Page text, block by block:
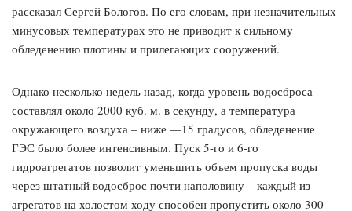
рассказал Сергей Бологов. По его словам, при незначительных
минусовых температурах это не приводит к сильному
обледенению плотины и прилегающих сооружений.
Однако несколько недель назад, когда уровень водосброса
составлял около 2000 куб. м. в секунду, а температура
окружающего воздуха – ниже —15 градусов, обледенение
ГЭС было более интенсивным. Пуск 5-го и 6-го
гидроагрегатов позволит уменьшить объем пропуска воды
через штатный водосброс почти наполовину – каждый из
агрегатов на холостом ходу способен пропустить около 300